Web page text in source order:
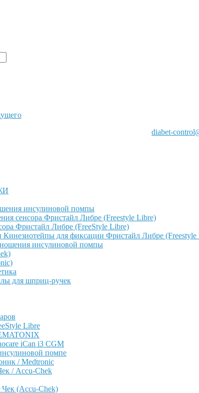
diabet-
инсулиновой помпы
сенсора Фристайл Либре (Freestyle Libre)
Фристайл Либре (FreeStyle Libre)
для фиксации Фристайл Либре (Freestyle
инсулиновой помпы
для шприц-ручек
Libre
iCan i3 CGM
помпе
/ Medtronic
/ Accu-Chek
(Accu-Chek)